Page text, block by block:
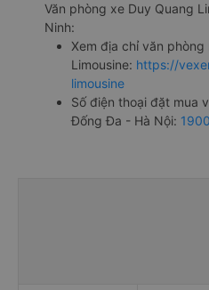
Văn phòng xe Duy Quang
Ninh:
Xem địa chỉ văn phòng
Limousine: https://
limousine
Số điện thoại đặt mua
Đống Đa - Hà Nội: